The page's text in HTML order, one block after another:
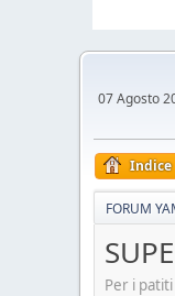
07 Agosto
Indice
FORUM
Per i